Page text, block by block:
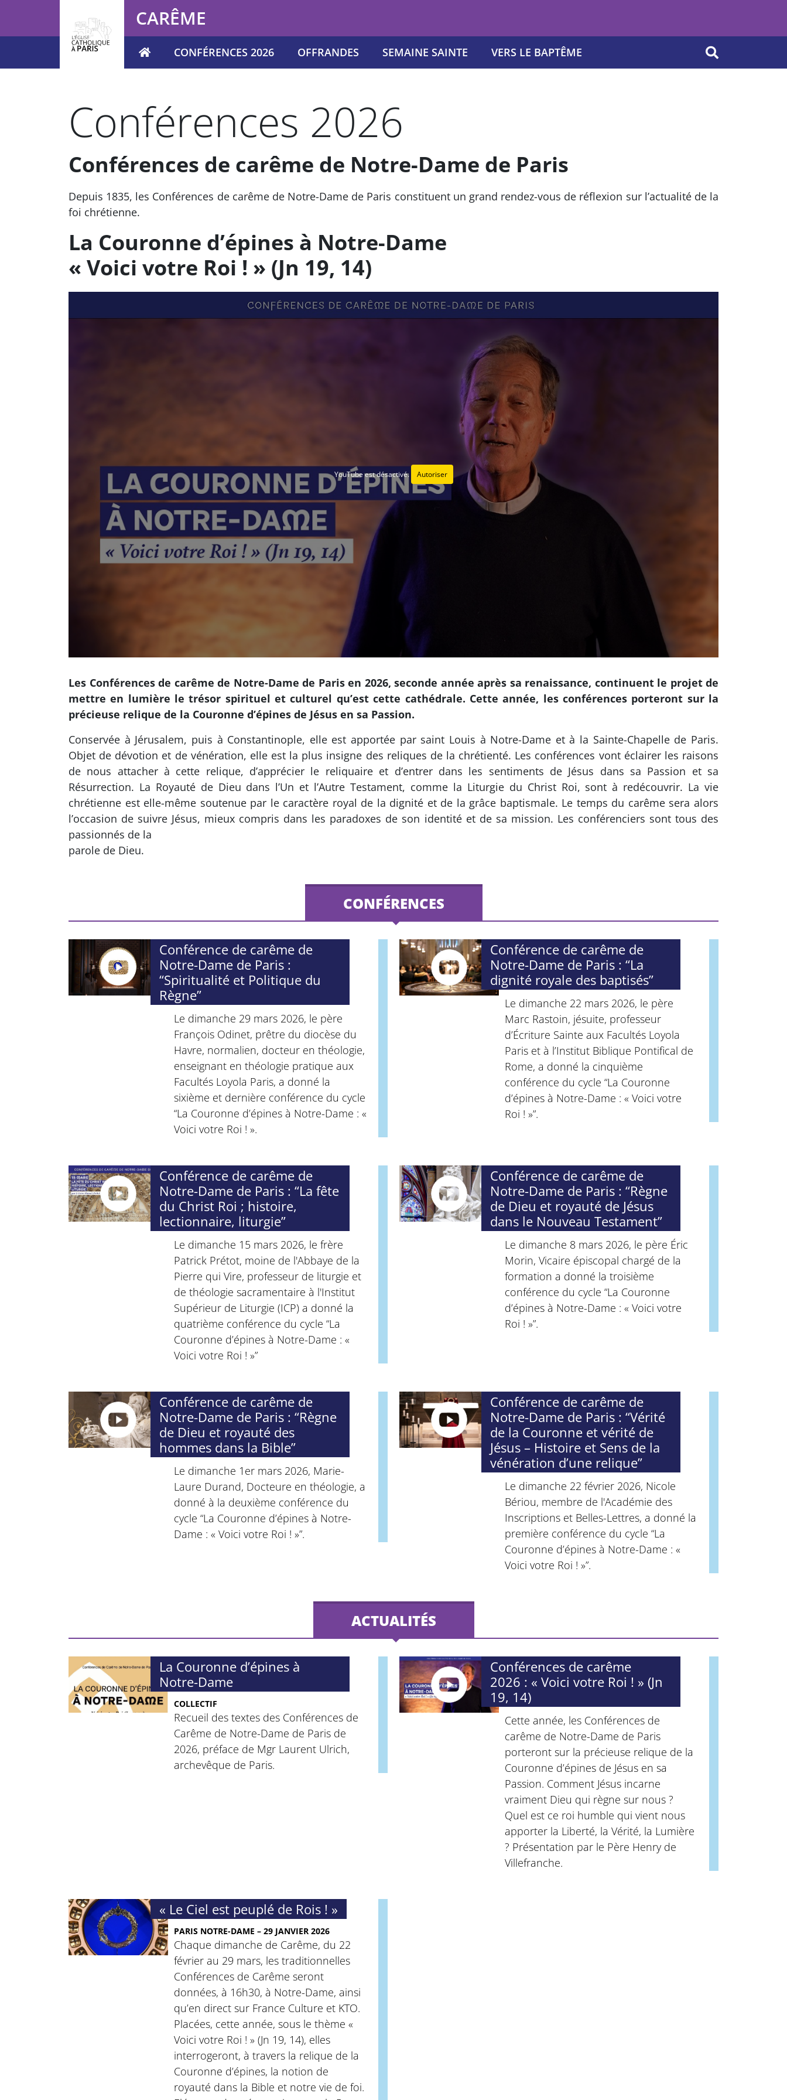
CARÊME
Votre recherche OK
CONFÉRENCES 2026 OFFRANDES SEMAINE SAINTE VERS LE BAPTÊME
Conférences 2026
Conférences de carême de Notre-Dame de Paris
Depuis 1835, les Conférences de carême de Notre-Dame de Paris constituent un grand rendez-vous de réflexion sur l’actualité de la
foi chrétienne.
La Couronne d’épines à Notre-Dame
« Voici votre Roi ! » (Jn 19, 14)
YouTube est désactivé. Autoriser
Les Conférences de carême de Notre-Dame de Paris en 2026, seconde année après sa renaissance, continuent le projet de
mettre en lumière le trésor spirituel et culturel qu’est cette cathédrale. Cette année, les conférences porteront sur la
précieuse relique de la Couronne d’épines de Jésus en sa Passion.
Conservée à Jérusalem, puis à Constantinople, elle est apportée par saint Louis à Notre-Dame et à la Sainte-Chapelle de Paris.
Objet de dévotion et de vénération, elle est la plus insigne des reliques de la chrétienté. Les conférences vont éclairer les raisons
de nous attacher à cette relique, d’apprécier le reliquaire et d’entrer dans les sentiments de Jésus dans sa Passion et sa
Résurrection. La Royauté de Dieu dans l’Un et l’Autre Testament, comme la Liturgie du Christ Roi, sont à redécouvrir. La vie
chrétienne est elle-même soutenue par le caractère royal de la dignité et de la grâce baptismale. Le temps du carême sera alors
l’occasion de suivre Jésus, mieux compris dans les paradoxes de son identité et de sa mission. Les conférenciers sont tous des
passionnés de la
parole de Dieu.
CONFÉRENCES
Conférence de carême de
Notre-Dame de Paris :
“Spiritualité et Politique du
Règne”
Le dimanche 29 mars 2026, le père
François Odinet, prêtre du diocèse du
Havre, normalien, docteur en théologie,
enseignant en théologie pratique aux
Facultés Loyola Paris, a donné la
sixième et dernière conférence du cycle
“La Couronne d’épines à Notre-Dame : «
Voici votre Roi ! ».
Conférence de carême de
Notre-Dame de Paris : “La
dignité royale des baptisés”
Le dimanche 22 mars 2026, le père
Marc Rastoin, jésuite, professeur
d’Écriture Sainte aux Facultés Loyola
Paris et à l’Institut Biblique Pontifical de
Rome, a donné la cinquième
conférence du cycle “La Couronne
d’épines à Notre-Dame : « Voici votre
Roi ! »”.
Conférence de carême de
Notre-Dame de Paris : “La fête
du Christ Roi ; histoire,
lectionnaire, liturgie”
Le dimanche 15 mars 2026, le frère
Patrick Prétot, moine de l'Abbaye de la
Pierre qui Vire, professeur de liturgie et
de théologie sacramentaire à l'Institut
Supérieur de Liturgie (ICP) a donné la
quatrième conférence du cycle “La
Couronne d’épines à Notre-Dame : «
Voici votre Roi ! »”
Conférence de carême de
Notre-Dame de Paris : “Règne
de Dieu et royauté de Jésus
dans le Nouveau Testament”
Le dimanche 8 mars 2026, le père Éric
Morin, Vicaire épiscopal chargé de la
formation a donné la troisième
conférence du cycle “La Couronne
d’épines à Notre-Dame : « Voici votre
Roi ! »”.
Conférence de carême de
Notre-Dame de Paris : “Règne
de Dieu et royauté des
hommes dans la Bible”
Le dimanche 1er mars 2026, Marie-
Laure Durand, Docteure en théologie, a
donné à la deuxième conférence du
cycle “La Couronne d’épines à Notre-
Dame : « Voici votre Roi ! »”.
Conférence de carême de
Notre-Dame de Paris : “Vérité
de la Couronne et vérité de
Jésus – Histoire et Sens de la
vénération d’une relique”
Le dimanche 22 février 2026, Nicole
Bériou, membre de l'Académie des
Inscriptions et Belles-Lettres, a donné la
première conférence du cycle “La
Couronne d’épines à Notre-Dame : «
Voici votre Roi ! »”.
ACTUALITÉS
La Couronne d’épines à
Notre-Dame
COLLECTIF
Recueil des textes des Conférences de
Carême de Notre-Dame de Paris de
2026, préface de Mgr Laurent Ulrich,
archevêque de Paris.
Conférences de carême
2026 : « Voici votre Roi ! » (Jn
19, 14)
Cette année, les Conférences de
carême de Notre-Dame de Paris
porteront sur la précieuse relique de la
Couronne d’épines de Jésus en sa
Passion. Comment Jésus incarne
vraiment Dieu qui règne sur nous ?
Quel est ce roi humble qui vient nous
apporter la Liberté, la Vérité, la Lumière
? Présentation par le Père Henry de
Villefranche.
« Le Ciel est peuplé de Rois ! »
PARIS NOTRE-DAME – 29 JANVIER 2026
Chaque dimanche de Carême, du 22
février au 29 mars, les traditionnelles
Conférences de Carême seront
données, à 16h30, à Notre-Dame, ainsi
qu’en direct sur France Culture et KTO.
Placées, cette année, sous le thème «
Voici votre Roi ! » (Jn 19, 14), elles
interrogeront, à travers la relique de la
Couronne d’épines, la notion de
royauté dans la Bible et notre vie de foi.